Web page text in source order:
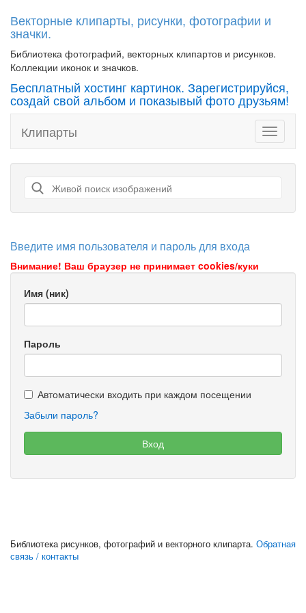
Векторные клипарты, рисунки, фотографии и
значки.
Библиотека фотографий, векторных клипартов и рисунков.
Коллекции иконок и значков.
Бесплатный хостинг картинок. Зарегистрируйся,
создай свой альбом и показывый фото друзьям!
Toggle
Клипарты
Введите имя пользователя и пароль для входа
Внимание! Ваш браузер не принимает cookies/куки
Имя (ник)
Пароль
Автоматически входить при каждом посещении
Забыли пароль?
Библиотека рисунков, фотографий и векторного клипарта. Обратная
связь / контакты